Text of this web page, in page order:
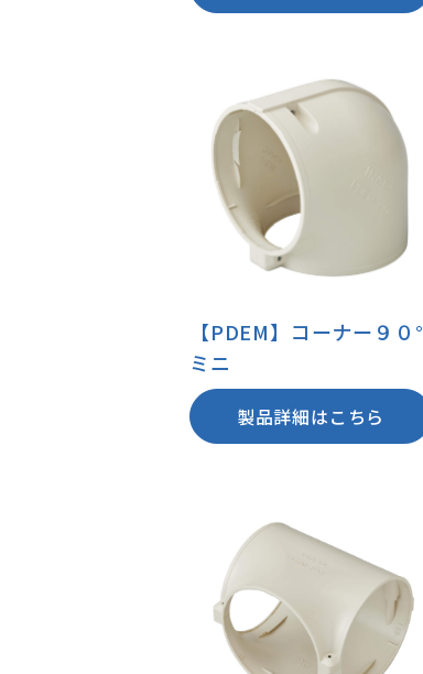
【PDEM】コーナー９０°
ミニ
製品詳細はこちら